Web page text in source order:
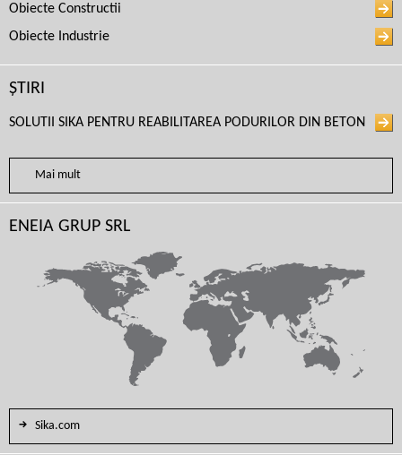
Obiecte Constructii
Obiecte Industrie
ȘTIRI
SOLUTII SIKA PENTRU REABILITAREA PODURILOR DIN BETON
Mai mult
ENEIA GRUP SRL
Sika.com